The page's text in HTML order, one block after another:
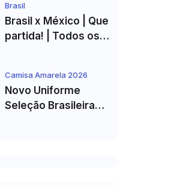
Brasil
Brasil x México | Que
partida! | Todos os
2026
Camisa Amarela 2026
Novo Uniforme
Seleção Brasileira